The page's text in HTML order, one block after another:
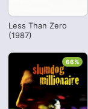
Less Than Zero
(1987)
66%